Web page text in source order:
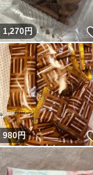
1,270円
980円